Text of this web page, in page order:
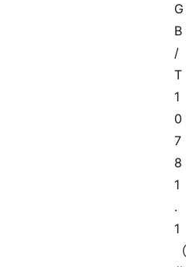
G
B
/
T
1
0
7
8
1
.
1
（